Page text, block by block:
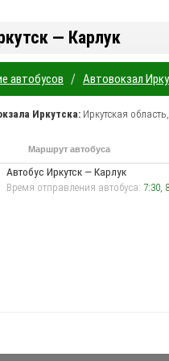
— Карлук
автобусов / Автовокзал
Иркутска: Иркутская область,
Маршрут автобуса
Автобус Иркутск — Карлук
Время отправления автобуса: 7:30,